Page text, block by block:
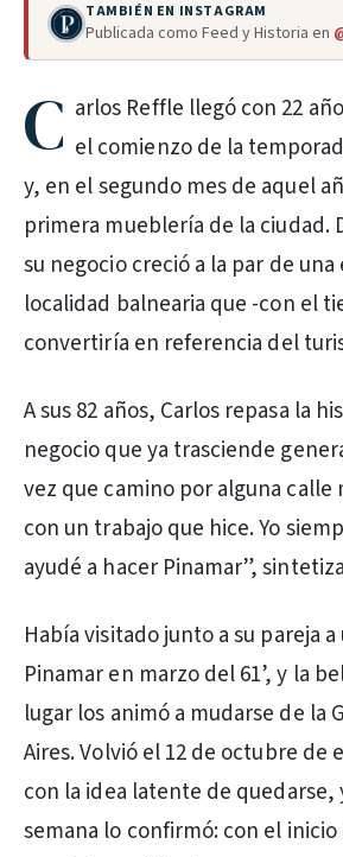
TAMBIÉN EN INSTAGRAM
Publicada como Feed y Historia en
C arlos Reffle llegó con 22
el comienzo de la
y, en el segundo mes de aquel
primera mueblería de la ciudad.
su negocio creció a la par de
localidad balnearia que -con el
convertiría en referencia del
A sus 82 años, Carlos repasa la
negocio que ya trasciende
vez que camino por alguna
con un trabajo que hice. Yo
ayudé a hacer Pinamar”,
Había visitado junto a su pareja
Pinamar en marzo del 61’, y la
lugar los animó a mudarse de la
Aires. Volvió el 12 de octubre de
con la idea latente de quedarse,
semana lo confirmó: con el